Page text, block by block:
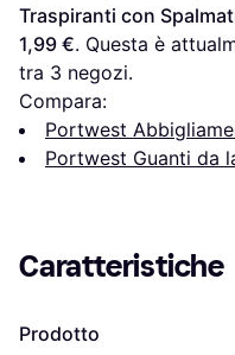
Traspiranti con
1,99 €. Questa è
tra 3 negozi.
Compara:
Portwest
Portwest Guanti da
Caratteristiche
Prodotto